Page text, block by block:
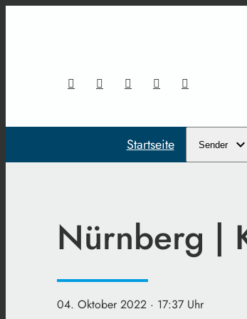
Startseite Sender
Nürnberg |
04. Oktober 2022 · 17:37 Uhr